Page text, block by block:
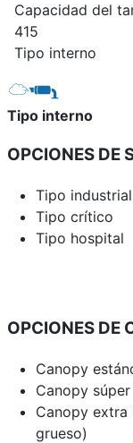
Capacidad del
415
Tipo interno
Tipo interno
OPCIONES DE
Tipo
Tipo crítico
Tipo hospital
OPCIONES DE
Canopy
Canopy
Canopy extra
grueso)